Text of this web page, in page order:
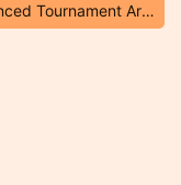
Advanced Tournament Archery